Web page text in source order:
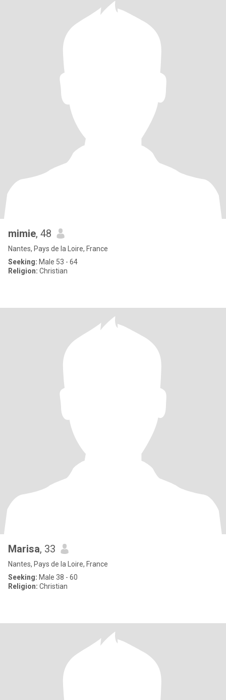
mimie, 48
Nantes, Pays de la Loire, France
Seeking: Male 53 - 64
Religion: Christian
Marisa, 33
Nantes, Pays de la Loire, France
Seeking: Male 38 - 60
Religion: Christian